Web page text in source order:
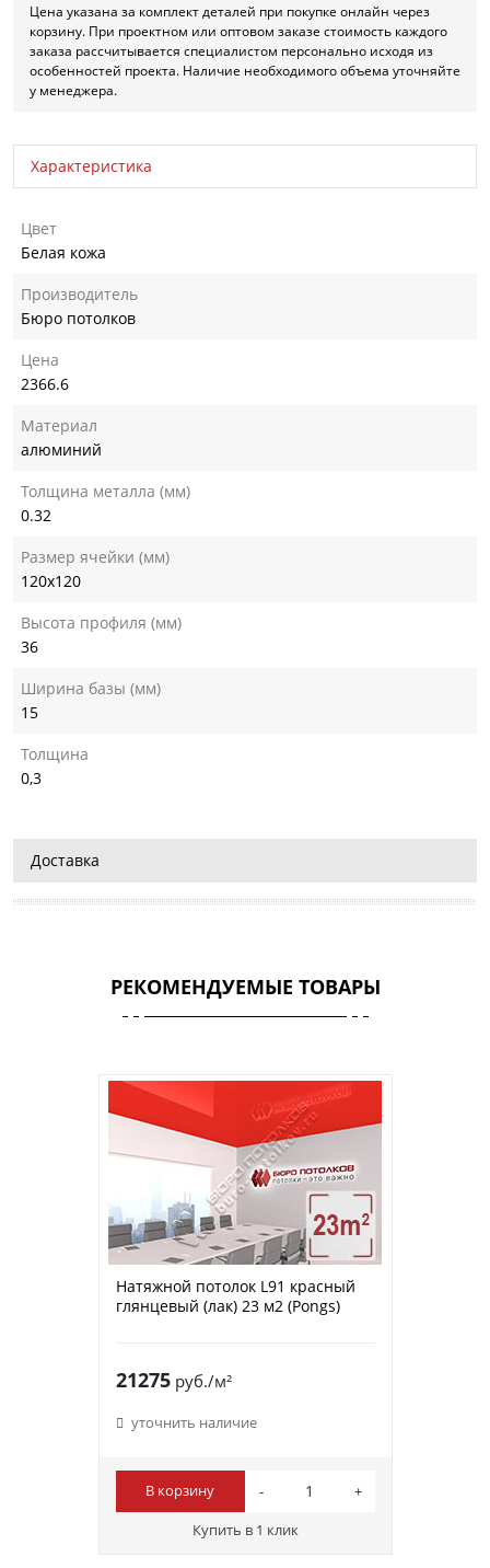
Цена указана за комплект деталей при покупке онлайн через
корзину. При проектном или оптовом заказе стоимость каждого
заказа рассчитывается специалистом персонально исходя из
особенностей проекта. Наличие необходимого объема уточняйте
у менеджера.
Характеристика
Цвет
Белая кожа
Производитель
Бюро потолков
Цена
2366.6
Материал
алюминий
Толщина металла (мм)
0.32
Размер ячейки (мм)
120х120
Высота профиля (мм)
36
Ширина базы (мм)
15
Толщина
0,3
Доставка
РЕКОМЕНДУЕМЫЕ ТОВАРЫ
Натяжной потолок L91 красный
глянцевый (лак) 23 м2 (Pongs)
21275руб./м²
уточнить наличие
В корзину
Купить в 1 клик